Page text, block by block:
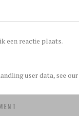
een reactie plaats.
user data, see our